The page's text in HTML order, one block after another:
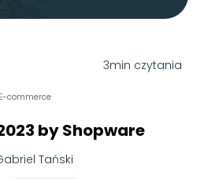
3min czytania
E-commerce
by Shopware
Tański